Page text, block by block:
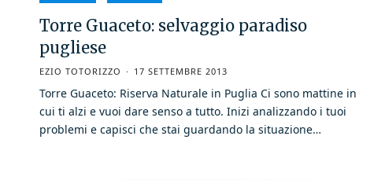
Torre Guaceto: selvaggio paradiso
pugliese
EZIO TOTORIZZO 17 SETTEMBRE 2013
Torre Guaceto: Riserva Naturale in Puglia Ci sono mattine in
cui ti alzi e vuoi dare senso a tutto. Inizi analizzando i tuoi
problemi e capisci che stai guardando la situazione…